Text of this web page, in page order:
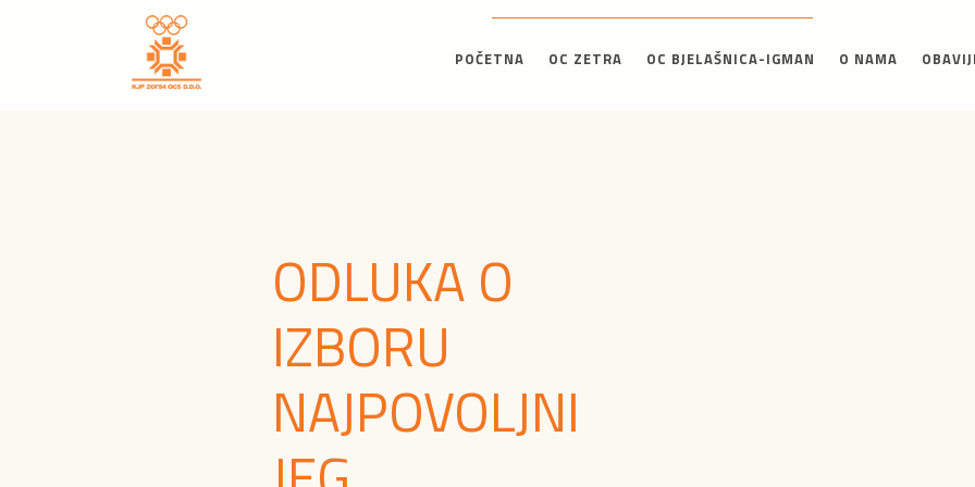
POČETNA OC ZETRA OC BJELAŠNICA-IGMAN O NAMA
ODLUKA O
IZBORU
NAJPOVOLJNI